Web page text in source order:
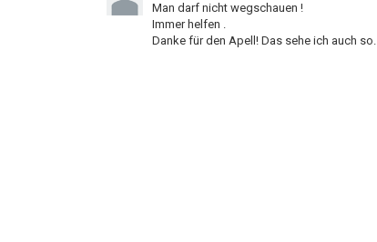
Man darf nicht wegschauen !
Immer helfen .
Danke für den Apell! Das sehe ich auch so.